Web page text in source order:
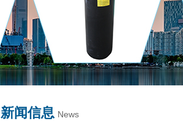
新闻信息 News